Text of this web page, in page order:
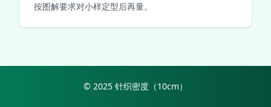
按图解要求对小样定型后再量。
© 2025 针织密度（10cm）